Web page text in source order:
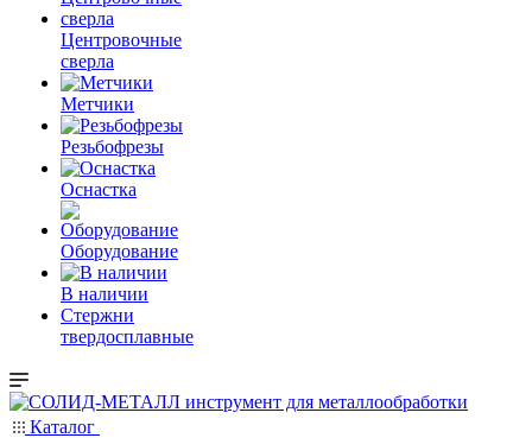
Центровочные
сверла
Метчики
Резьбофрезы
Оснастка
Оборудование
В наличии
Стержни
твердосплавные
Каталог